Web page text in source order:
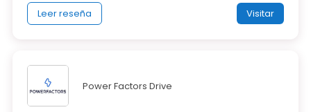
Leer reseña Visitar
Power Factors Drive